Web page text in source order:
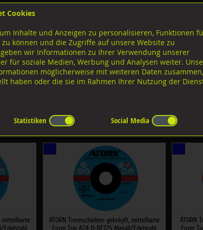
Edelstahl
× ×
mittelharte
Edelstahl
ATORN Trennscheiben gekröpft, mittelharte
Form Typ A24 Q-BF725 Metall/Edelstahl
ATORN
Form
Cookies
Inhalte und Anzeigen zu personalisieren, Funktionen
können und die Zugriffe auf unsere Website zu
wir Informationen zu Ihrer Verwendung unserer
für soziale Medien, Werbung und Analysen weiter.
möglicherweise mit weiteren Daten zusammen,
haben oder die sie im Rahmen Ihrer Nutzung der
Statistiken Social Media